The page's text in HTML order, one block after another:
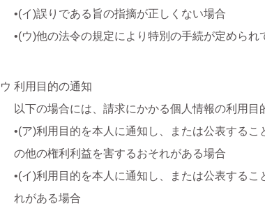
•(イ)誤りである旨の指摘が正しくない場合
•(ウ)他の法令の規定により特別の手続が定められ
ウ 利用目的の通知
以下の場合には、請求にかかる個人情報の利用目
•(ア)利用目的を本人に通知し、または公表する
の他の権利利益を害するおそれがある場合
•(イ)利用目的を本人に通知し、または公表する
れがある場合